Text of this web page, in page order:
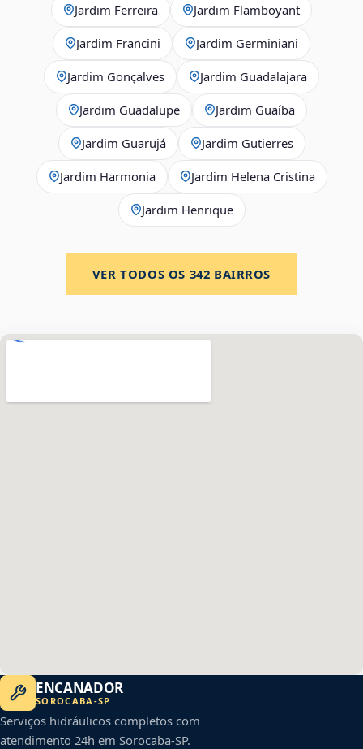
Jardim Ferreira Jardim Flamboyant
Jardim Francini Jardim Germiniani
Jardim Gonçalves Jardim Guadalajara
Jardim Guadalupe Jardim Guaíba
Jardim Guarujá Jardim Gutierres
Jardim Harmonia Jardim Helena Cristina
Jardim Henrique
VER TODOS OS 342 BAIRROS
ENCANADOR
SOROCABA -SP
Serviços hidráulicos completos com
atendimento 24h em Sorocaba-SP.